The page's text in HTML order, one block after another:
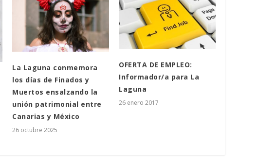
La Laguna conmemora
los días de Finados y
Muertos ensalzando la
unión patrimonial entre
Canarias y México
26 octubre 2025
OFERTA DE EMPLEO:
Informador/a para La
Laguna
26 enero 2017